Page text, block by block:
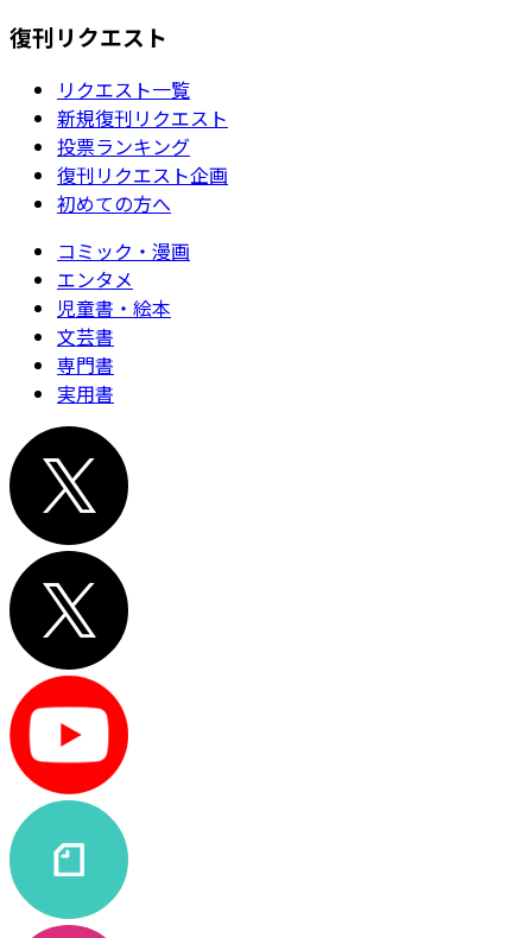
復刊リクエスト
リクエスト一覧
新規復刊リクエスト
投票ランキング
復刊リクエスト企画
初めての方へ
コミック・漫画
エンタメ
児童書・絵本
文芸書
専門書
実用書